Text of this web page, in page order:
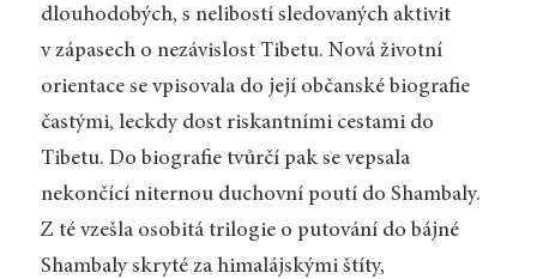
dlouhodobých, s nelibostí sledovaných aktivit
v zápasech o nezávislost Tibetu. Nová životní
orientace se vpisovala do její občanské biografie
častými, leckdy dost riskantními cestami do
Tibetu. Do biografie tvůrčí pak se vepsala
nekončící niternou duchovní poutí do Shambaly.
Z té vzešla osobitá trilogie o putování do bájné
Shambaly skryté za himalájskými štíty,